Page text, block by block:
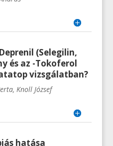
(Selegilin,
és az -Tokoferol
vizsgálatban?
Knoll József
hatása